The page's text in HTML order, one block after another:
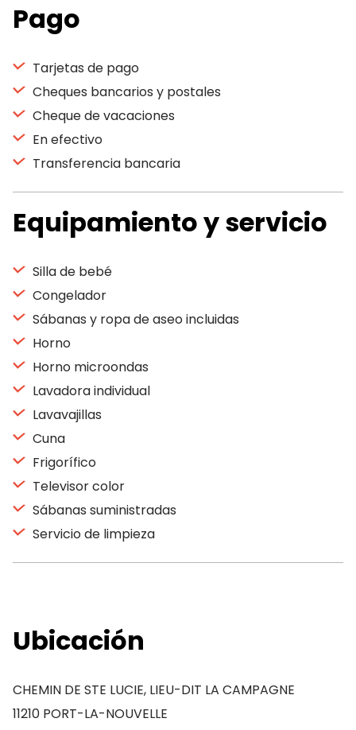
Pago
Tarjetas de pago
Cheques bancarios y postales
Cheque de vacaciones
En efectivo
Transferencia bancaria
Equipamiento y servicio
Silla de bebé
Congelador
Sábanas y ropa de aseo incluidas
Horno
Horno microondas
Lavadora individual
Lavavajillas
Cuna
Frigorífico
Televisor color
Sábanas suministradas
Servicio de limpieza
Ubicación
CHEMIN DE STE LUCIE, LIEU-DIT LA CAMPAGNE
11210 PORT-LA-NOUVELLE